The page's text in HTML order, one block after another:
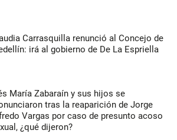
Carrasquilla renunció al Concejo de
irá al gobierno de De La Espriella
María Zabaraín y sus hijos se
tras la reaparición de Jorge
Vargas por caso de presunto acoso
¿qué dijeron?